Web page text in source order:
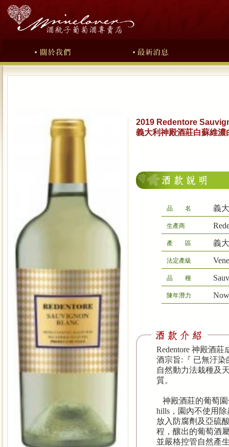
2019 Redentore
義大利神殿酒莊白蘇維濃
品 名 義
生產商
產 區 義
法定產級
品 種
陳年潛力 Now
Redentore 神殿酒
酒宗旨:『 已無汙
自然動力法栽種及
質。
神殿酒莊的葡萄園
hills，園內不使用
放入防腐劑及亞硫
程，釀出的葡萄酒
並嚴格控管自然產